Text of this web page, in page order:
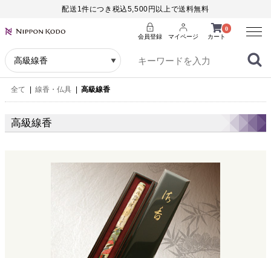
配送1件につき税込5,500円以上で送料無料
0
カート
会員登録 マイページ
Menu
全て 線香・仏具 高級線香
高級線香